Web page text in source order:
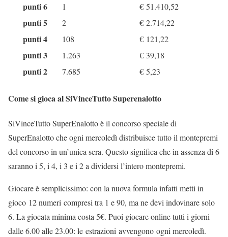
punti 6
1 € 51.410,52
punti 5 2 € 2.714,22
punti 4 108 € 121,22
punti 3 1.263 € 39,18
punti 2 7.685 € 5,23
Come si gioca al SiVinceTutto Superenalotto
SiVinceTutto SuperEnalotto è il concorso speciale di
SuperEnalotto che ogni mercoledì distribuisce tutto il montepremi
del concorso in un’unica sera. Questo significa che in assenza di 6
saranno i 5, i 4, i 3 e i 2 a dividersi l’intero montepremi.
Giocare è semplicissimo: con la nuova formula infatti metti in
gioco 12 numeri compresi tra 1 e 90, ma ne devi indovinare solo
6. La giocata minima costa 5€. Puoi giocare online tutti i giorni
dalle 6.00 alle 23.00: le estrazioni avvengono ogni mercoledì.